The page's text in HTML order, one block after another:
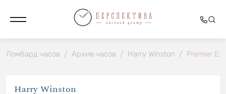
Ломбард часов / Архив часов / Harry Winston / Premier
Harry Winston